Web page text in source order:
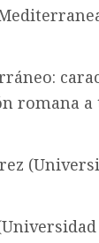
romana